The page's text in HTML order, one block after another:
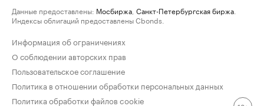
Данные предоставлены: Мосбиржа Санкт-Петербургская биржа
Индексы облигаций предоставлены Cbonds.
Информация об ограничениях
О соблюдении авторских прав
Пользовательское соглашение
Политика в отношении обработки персональных данных
Политика обработки файлов cookie